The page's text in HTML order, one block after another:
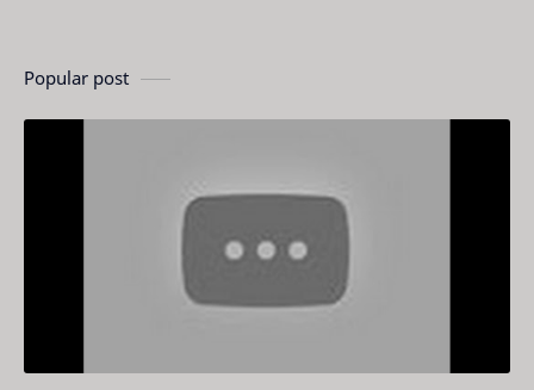
Popular post